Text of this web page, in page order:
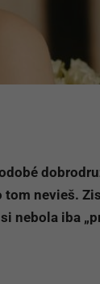
nevieš.
nebola iba